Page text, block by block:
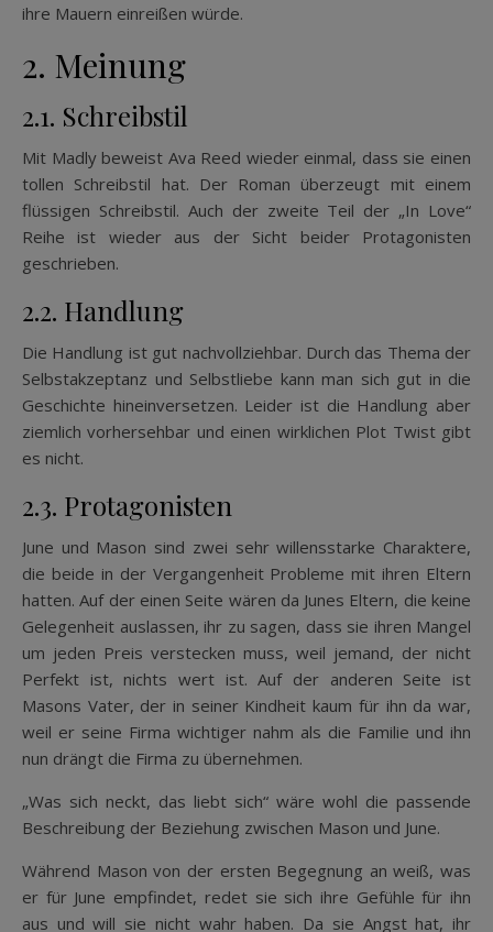
ihre Mauern einreißen würde.
2. Meinung
2.1. Schreibstil
Mit Madly beweist Ava Reed wieder einmal, dass sie einen
tollen Schreibstil hat. Der Roman überzeugt mit einem
flüssigen Schreibstil. Auch der zweite Teil der „In Love“
Reihe ist wieder aus der Sicht beider Protagonisten
geschrieben.
2.2. Handlung
Die Handlung ist gut nachvollziehbar. Durch das Thema der
Selbstakzeptanz und Selbstliebe kann man sich gut in die
Geschichte hineinversetzen. Leider ist die Handlung aber
ziemlich vorhersehbar und einen wirklichen Plot Twist gibt
es nicht.
2.3. Protagonisten
June und Mason sind zwei sehr willensstarke Charaktere,
die beide in der Vergangenheit Probleme mit ihren Eltern
hatten. Auf der einen Seite wären da Junes Eltern, die keine
Gelegenheit auslassen, ihr zu sagen, dass sie ihren Mangel
um jeden Preis verstecken muss, weil jemand, der nicht
Perfekt ist, nichts wert ist. Auf der anderen Seite ist
Masons Vater, der in seiner Kindheit kaum für ihn da war,
weil er seine Firma wichtiger nahm als die Familie und ihn
nun drängt die Firma zu übernehmen.
„Was sich neckt, das liebt sich“ wäre wohl die passende
Beschreibung der Beziehung zwischen Mason und June.
Während Mason von der ersten Begegnung an weiß, was
er für June empfindet, redet sie sich ihre Gefühle für ihn
aus und will sie nicht wahr haben. Da sie Angst hat, ihr